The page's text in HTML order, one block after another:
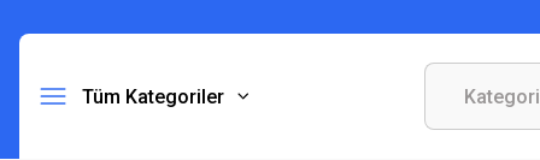
Tüm Kategoriler